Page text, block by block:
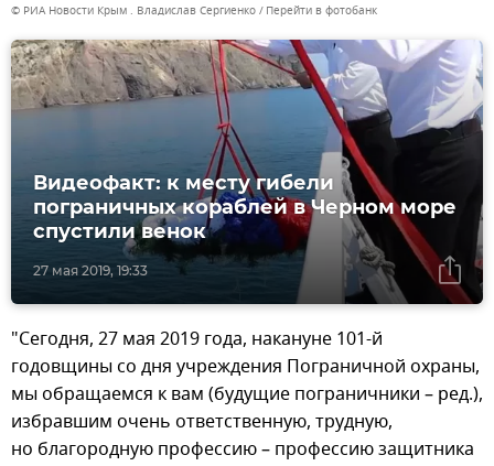
© РИА Новости Крым . Владислав Сергиенко Перейти в фотобанк
27 мая 2019, 19:33
Видеофакт: к месту гибели
пограничных кораблей в Черном море
спустили венок
"Сегодня, 27 мая 2019 года, накануне 101-й
годовщины со дня учреждения Пограничной охраны,
мы обращаемся к вам (будущие пограничники – ред.),
избравшим очень ответственную, трудную,
но благородную профессию – профессию защитника